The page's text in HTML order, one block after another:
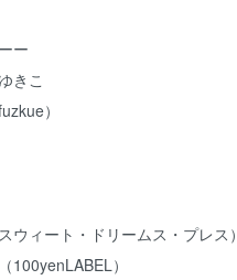
ー
きこ
）
ウィート・ドリームス・プレス）
100yenLABEL）